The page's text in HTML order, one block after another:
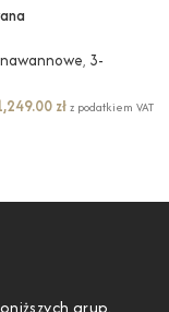
, 3-
złz podatkiem VAT
grup.